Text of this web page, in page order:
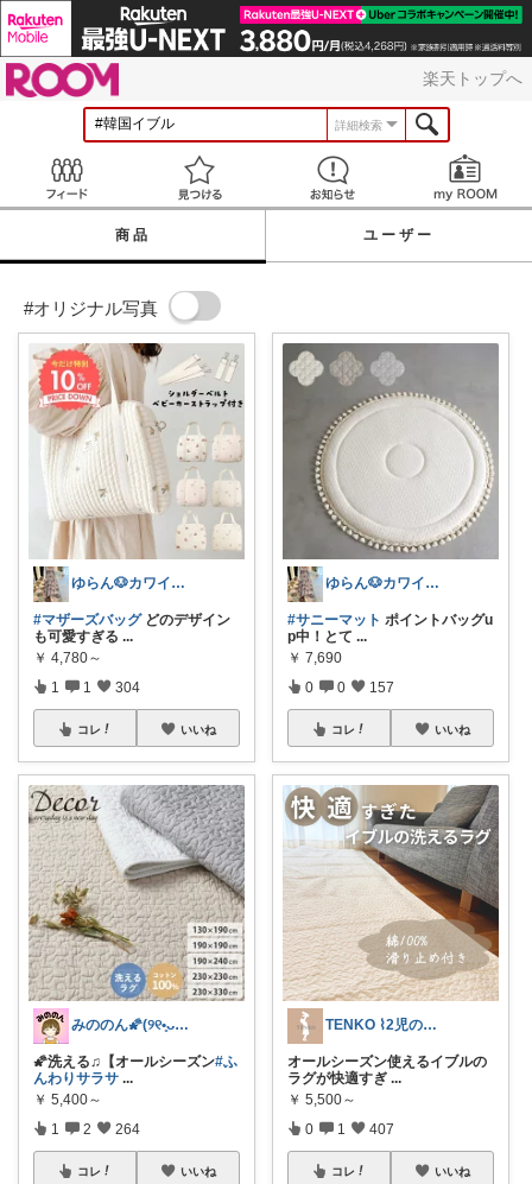
楽天トップへ
詳細検索
見つける お知らせ
商品 ユーザー
#オリジナル写真
ゆらん🐶カワイイ物コレクター
#マザーズバッグどのデザイン
も可愛すぎる ...
￥ 4,780～
1 1 304
コレ いいね
みののん🌠(୨୧•͈ᴗ•͈)感謝♡
🌠洗える♫【オールシーズン#ふ
んわりサラサ ...
￥ 5,400～
1 2 264
コレ いいね
ゆらん🐶カワイイ物コレクター
#サニーマット ポイントバッグu
p中！とて ...
￥ 7,690
0 0 157
コレ いいね
TENKO ⌇2児のママ＊暮らしを便利に
オールシーズン使えるイブルの
ラグが快適すぎ ...
￥ 5,500～
0 1 407
コレ いいね